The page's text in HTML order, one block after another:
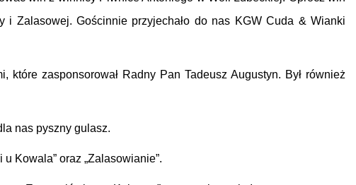
i Zalasowej. Gościnnie przyjechało do nas KGW Cuda & Wianki
zasponsorował Radny Pan Tadeusz Augustyn. Był również
nas pyszny gulasz.
Kowala” oraz „Zalasowianie”.